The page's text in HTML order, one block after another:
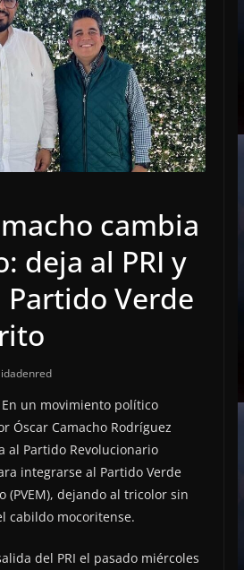
cambia
deja al PRI y
Partido Verde
En un movimiento político
Óscar Camacho Rodríguez
al Partido Revolucionario
integrarse al Partido Verde
(PVEM), dejando al tricolor sin
cabildo mocoritense.
del PRI el pasado miércoles